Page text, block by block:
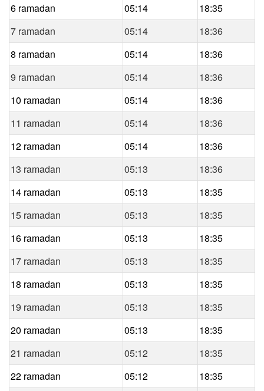
6 ramadan
05:14
18:35
7 ramadan
05:14
18:36
8 ramadan
05:14
18:36
9 ramadan
05:14
18:36
10 ramadan
05:14
18:36
11 ramadan
05:14
18:36
12 ramadan
05:14
18:36
13 ramadan
05:13
18:36
14 ramadan
05:13
18:35
15 ramadan
05:13
18:35
16 ramadan
05:13
18:35
17 ramadan
05:13
18:35
18 ramadan
05:13
18:35
19 ramadan
05:13
18:35
20 ramadan
05:13
18:35
21 ramadan
05:12
18:35
22 ramadan
05:12
18:35